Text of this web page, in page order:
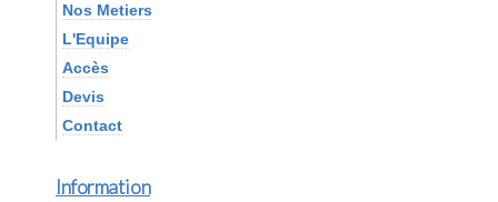
Nos Metiers
L'Equipe
Accès
Devis
Contact
Information